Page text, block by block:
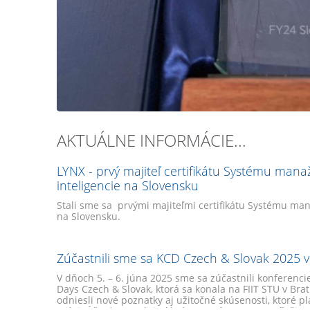
AKTUÁLNE INFORMÁCIE...
LYNX - prvý majiteľ certifikátu Systému
inteligencie na Slovensku
Stali sme sa prvými majiteľmi certifikátu Systému
na Slovensku.
Zúčastnili sme sa KCD Czech & Slovak 2025
V dňoch 5. – 6. júna 2025 sme sa zúčastnili
Days Czech & Slovak, ktorá sa konala na FIIT STU v
odniesli nové poznatky aj užitočné skúsenosti, ktoré